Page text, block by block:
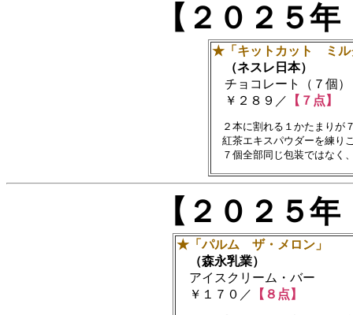
【２０２５
★「キットカット ミル
（ネスレ日本）
チョコレート（７個）
￥２８９／
【７点】
２本に割れる１かたまりが
紅茶エキスパウダーを練り
【２０２５
★「パルム ザ・メロン」
（森永乳業）
アイスクリーム・バー
￥１７０／ 【８点】